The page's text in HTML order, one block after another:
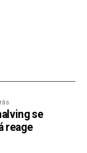
se
reage